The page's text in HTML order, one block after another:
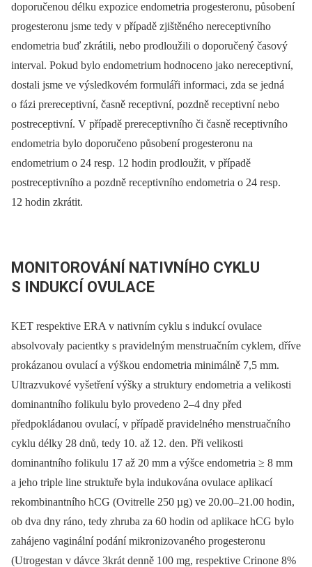
doporučenou délku expozice endometria progesteronu, působení
progesteronu jsme tedy v případě zjištěného nereceptivního
endometria buď zkrátili, nebo prodloužili o doporučený časový
interval. Pokud bylo endometrium hodnoceno jako nereceptivní,
dostali jsme ve výsledkovém formuláři informaci, zda se jedná
o fázi prereceptivní, časně receptivní, pozdně receptivní nebo
postreceptivní. V případě prereceptivního či časně receptivního
endometria bylo doporučeno působení progesteronu na
endometrium o 24 resp. 12 hodin prodloužit, v případě
postreceptivního a pozdně receptivního endometria o 24 resp.
12 hodin zkrátit.
MONITOROVÁNÍ NATIVNÍHO CYKLU
S INDUKCÍ OVULACE
KET respektive ERA v nativním cyklu s indukcí ovulace
absolvovaly pacientky s pravidelným menstruačním cyklem, dříve
prokázanou ovulací a výškou endometria minimálně 7,5 mm.
Ultrazvukové vyšetření výšky a struktury endometria a velikosti
dominantního folikulu bylo provedeno 2–4 dny před
předpokládanou ovulací, v případě pravidelného menstruačního
cyklu délky 28 dnů, tedy 10. až 12. den. Při velikosti
dominantního folikulu 17 až 20 mm a výšce endometria ≥ 8 mm
a jeho triple line struktuře byla indukována ovulace aplikací
rekombinantního hCG (Ovitrelle 250 µg) ve 20.00–21.00 hodin,
ob dva dny ráno, tedy zhruba za 60 hodin od aplikace hCG bylo
zahájeno vaginální podání mikronizovaného progesteronu
(Utrogestan v dávce 3krát denně 100 mg, respektive Crinone 8%